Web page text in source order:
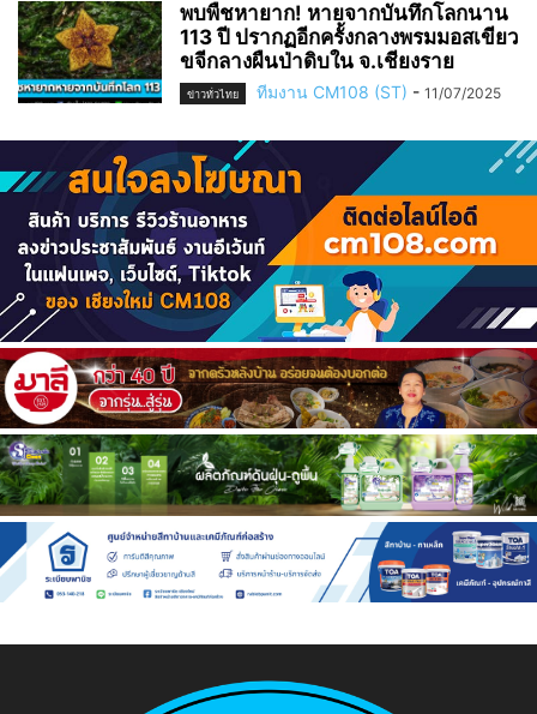
พบพืชหายาก! หายจากบันทึกโลกนาน
113 ปี ปรากฏอีกครั้งกลางพรมมอสเขียว
ขจีกลางผืนป่าดิบใน จ.เชียงราย
ข่าวทั่วไทย ทีมงาน CM108 (ST) - 11/07/2025